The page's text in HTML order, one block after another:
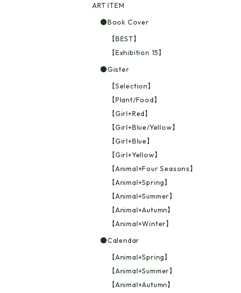
ART ITEM
●Book Cover
【BEST】
【Exhibition 15】
●Gister
【Selection】
【Plant/Food】
【Girl+Red】
【Girl+Blue/Yellow】
【Girl+Blue】
【Girl+Yellow】
【Animal+Four Seasons】
【Animal+Spring】
【Animal+Summer】
【Animal+Autumn】
【Animal+Winter】
●Calendar
【Animal+Spring】
【Animal+Summer】
【Animal+Autumn】